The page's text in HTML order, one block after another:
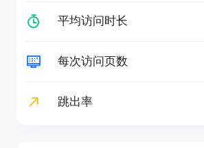
平均访问时长
每次访问页数
跳出率